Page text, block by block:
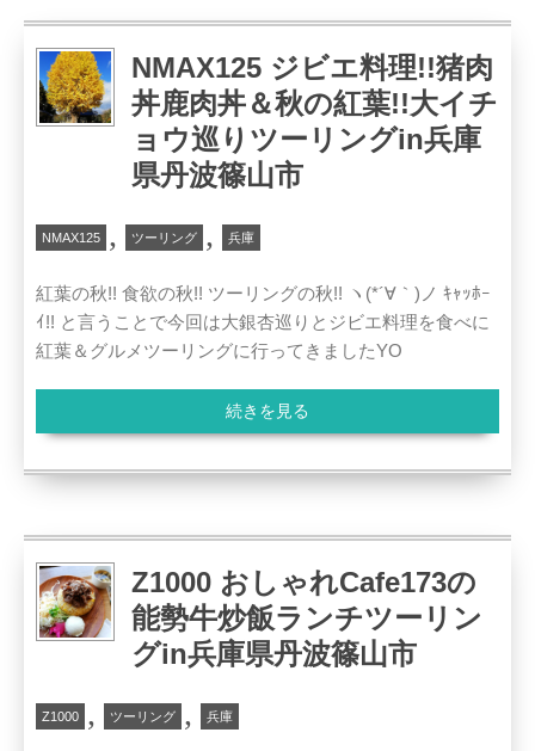
NMAX125 ジビエ料理!!猪肉
丼鹿肉丼＆秋の紅葉!!大イチ
ョウ巡りツーリングin兵庫
県丹波篠山市
NMAX125 , ツーリング , 兵庫
紅葉の秋!! 食欲の秋!! ツーリングの秋!! ヽ(*´∀｀)ノ ｷｬｯﾎｰ
ｲ!! と言うことで今回は大銀杏巡りとジビエ料理を食べに
紅葉＆グルメツーリングに行ってきましたYO
続きを見る
Z1000 おしゃれCafe173の
能勢牛炒飯ランチツーリン
グin兵庫県丹波篠山市
Z1000 , ツーリング , 兵庫